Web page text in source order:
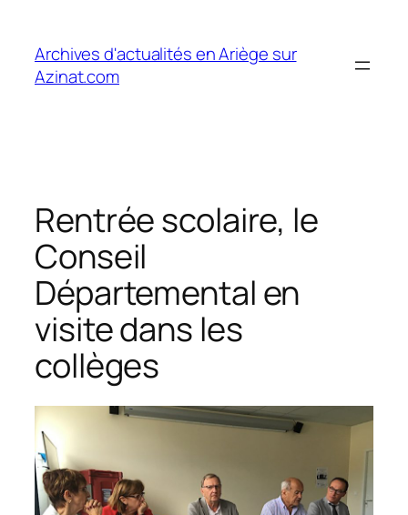
contenu
Archives d'actualités en Ariège sur
Azinat.com
Rentrée scolaire, le
Conseil
Départemental en
visite dans les
collèges